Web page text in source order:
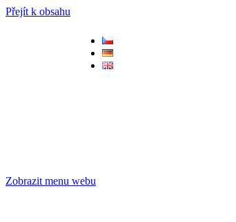
Přejít k obsahu
Zobrazit menu webu